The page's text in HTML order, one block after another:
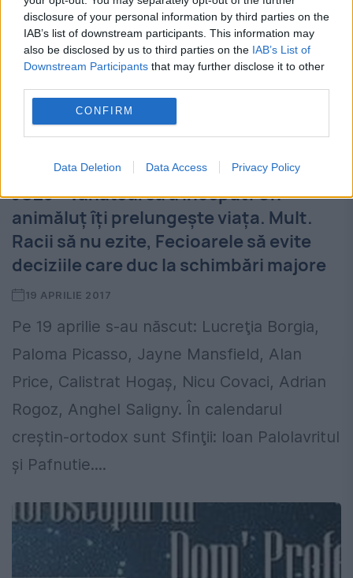
disclosure of your personal information by third parties on the
IAB’s list of downstream participants. This information may
also be disclosed by us to third parties on the IAB’s List of
Downstream Participants that may further disclose it to other
CONFIRM
Data Deletion Data Access Privacy Policy
Horoscopul lui Dom' Profesor | 2014
JO25 – vânătoarea a început! Un
animăluț îți prelungește viața. Mult.
Racii să nu ezite, Fecioarele să evite
deciziile care duc la schimbări majore
19 APRILIE 2017
Pe 19 aprilie s-au născut: Lucreţia Borgia,
Paloma Picasso, Jayne Mansfield, Alan
Price, Calistrat Hogaş, Nicu Covaci, Adrian
Rogoz, Anghel Saligny. În calendarul
creștin-ortodox sunt Sfinţii: Ioan Palolavritul
şi Pafnutie....